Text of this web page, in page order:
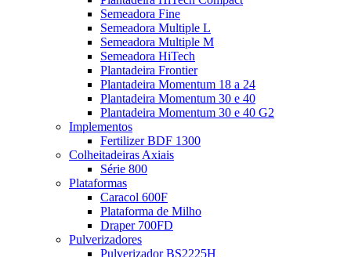
Semeadora Fine
Semeadora Multiple L
Semeadora Multiple M
Semeadora HiTech
Plantadeira Frontier
Plantadeira Momentum 18 a 24
Plantadeira Momentum 30 e 40
Plantadeira Momentum 30 e 40 G2
Implementos
Fertilizer BDF 1300
Colheitadeiras Axiais
Série 800
Plataformas
Caracol 600F
Plataforma de Milho
Draper 700FD
Pulverizadores
Pulverizador BS2225H